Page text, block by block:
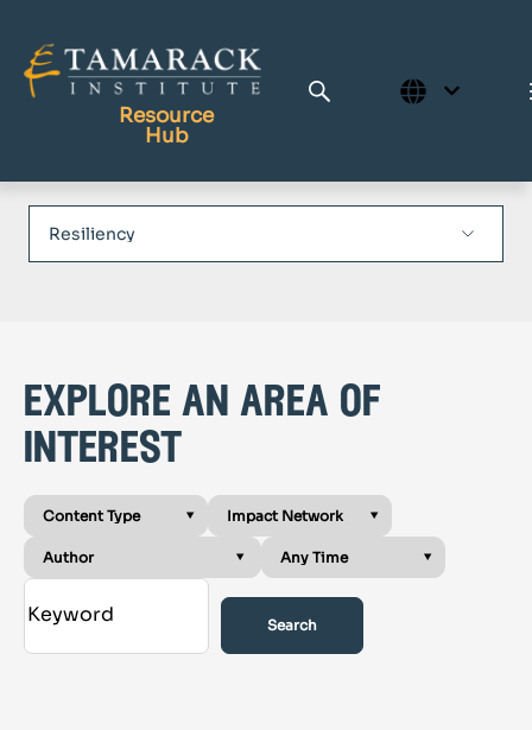
Resource
Hub
Publications
explore an area of
interest
Search